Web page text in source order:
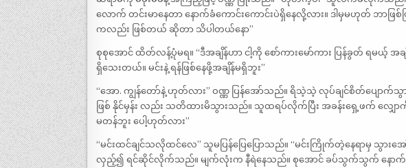
လောက် တင်းမာနေတာ နောက်ခံကောင်းကောင်းပဲရှိနေလို့လား။ ဒါမှမဟုတ် ဘာဖြ
ကလည်း ဖြစ်တယ် ဆိုတာ သိပါတယ်နော”
စုစုအောင် ထိတ်လန့်ပုံမရ။ “ဒီအချိန်ဟာ ငါ့ကို စော်ကားမော်ကား ပြန်ခွတ် ရမယ့် အ
ရှိသေးတယ်။ မင်းနဲ့ ရန်ဖြစ်နေဖို့အချိန်မရှိဘူး”
“အော. ကျွန်တော်နဲ့ ဟုတ်လား” ဝဏ္ဏ ပြန်အော်သည်။ ရိသဲ့သဲ့ လုပ်ချင်စိတ်ပျော
ဖြစ် နိုင်မှန်း လည်း သတိထားမိသွားသည်။ သူထရပ်လိုက်ပြီး အခန်းရှေ့ဖက် လျှော
မတန်ဘူး ပေါ့ဟုတ်လား”
“မင်းထင်ချင်သလိုထင်လေ” သူမပြန်ပြေပြောသည်။ “မင်းကြိုက်တဲ့နေရာမှ သွား
လှည့်၍ ရင်ဆိုင်လိုက်သည်။ မျက်လုံးက နီရဲနေသည်။ စုအောင် ခပ်သွက်သွက် နောက်